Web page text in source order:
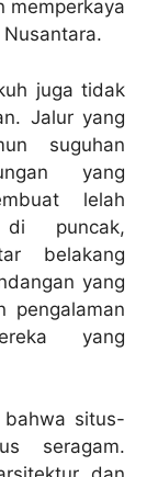
memperkaya
juga tidak
Jalur yang
suguhan
yang
lelah
puncak,
belakang
yang
pengalaman
yang
situs-
seragam.